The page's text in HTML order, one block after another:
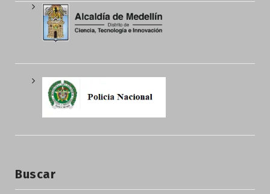
Buscar